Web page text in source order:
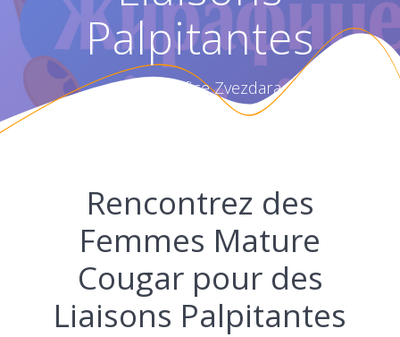
Palpitantes
Vrtić Žirafice Zvezdara
Rencontrez des
Femmes Mature
Cougar pour des
Liaisons Palpitantes